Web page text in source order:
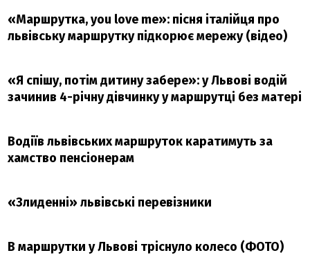
«Маршрутка, you love me»: пісня італійця про
львівську маршрутку підкорює мережу (відео)
«Я спішу, потім дитину забере»: у Львові водій
зачинив 4-річну дівчинку у маршрутці без матері
Водіїв львівських маршруток каратимуть за
хамство пенсіонерам
«Злиденні» львівські перевізники
В маршрутки у Львові тріснуло колесо (ФОТО)